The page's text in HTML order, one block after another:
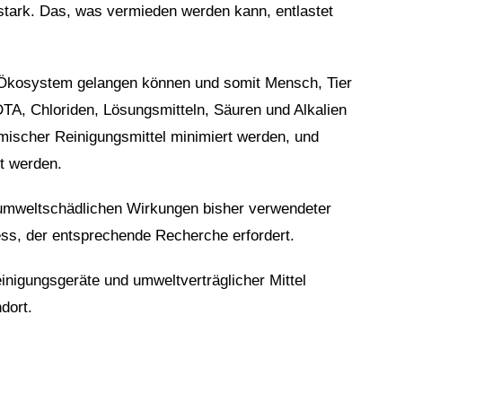
Das, was vermieden werden kann, entlastet
gelangen können und somit Mensch, Tier
Chloriden, Lösungsmitteln, Säuren und Alkalien
Reinigungsmittel minimiert werden, und
werden.
Wirkungen bisher verwendeter
der entsprechende Recherche erfordert.
und umweltverträglicher Mittel